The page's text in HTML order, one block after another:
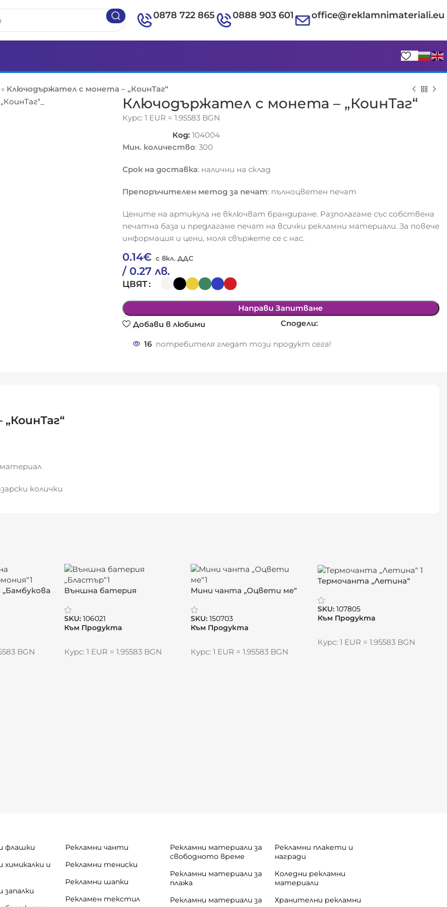
0878 722 865 0888 903 601 office@reklamnimateriali.eu
» Ключодържател с монета – „КоинТаг“
Ключодържател с монета – „КоинТаг“
Курс: 1 EUR = 1.95583 BGN
Код: 104004
Мин. количество: 300
Срок на доставка: налични на склад
Препоръчителен метод за печат: пълноцветен печат
Цените на артикула не включват брандиране. Разполагаме със собствена
печатна база и предлагаме печат на всички рекламни материали. За повече
информация и цени, моля свържете се с нас.
0.14€
/ 0.27 лв.
ЦВЯТ
Направи Запитване
Добави в любими
Сподели:
16 потребителя гледат този продукт сега!
колички
ключове или чанти
BGN
Външна батерия
зареждане с безжична
свобода
SKU: 106021
Към Продукта
Курс: 1 EUR = 1.95583 BGN
Мини чанта „Оцвети ме“
SKU:150703
Към Продукта
Курс: 1 EUR = 1.95583 BGN
Термочанта „Летина“
SKU:107805
Към Продукта
Курс: 1 EUR = 1.95583 BGN
флашки
химикалки и
запалки
Рекламни чанти
Рекламни тениски
Рекламни шапки
Рекламен текстил
Рекламни материали за
свободното време
Рекламни материали за
плажа
Рекламни материали за
Рекламни плакети и
награди
Коледни рекламни
материали
Хранителни рекламни